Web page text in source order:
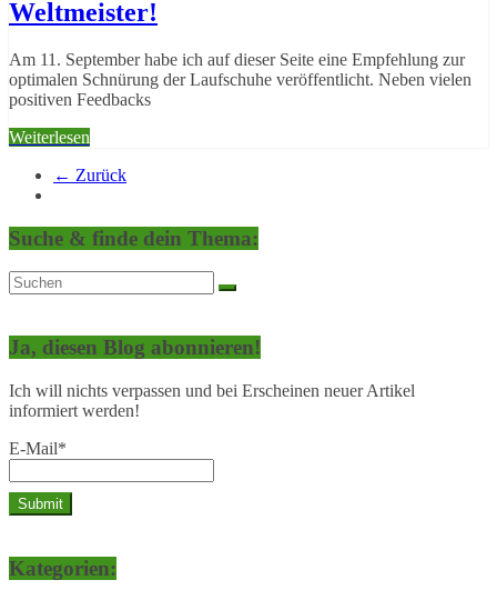
Weltmeister!
Am 11. September habe ich auf dieser Seite eine Empfehlung zur
optimalen Schnürung der Laufschuhe veröffentlicht. Neben vielen
positiven Feedbacks
Weiterlesen
← Zurück
Suche & finde dein Thema:
Ja, diesen Blog abonnieren!
Ich will nichts verpassen und bei Erscheinen neuer Artikel
informiert werden!
E-Mail*
Kategorien: